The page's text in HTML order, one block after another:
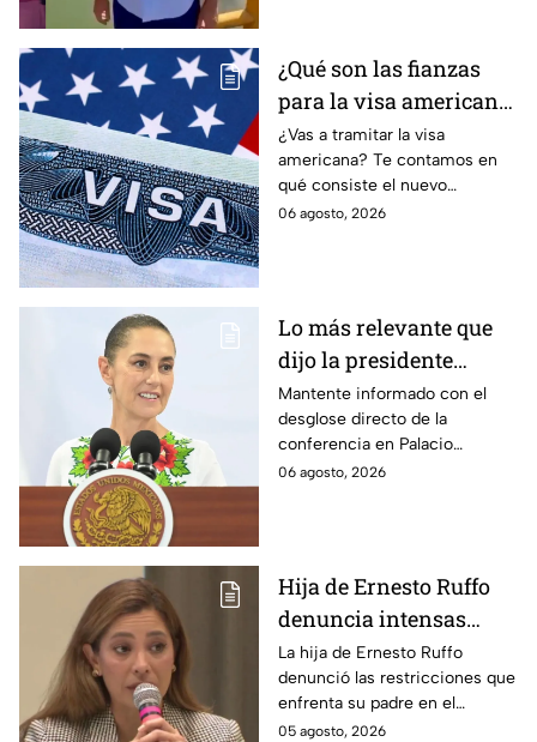
¿Qué son las fianzas
para la visa americana
y por qué causan tanta
controversia?
¿Vas a tramitar la visa
americana? Te contamos en
qué consiste el nuevo
programa de fianzas
06 agosto, 2026
Lo más relevante que
dijo la presidente
Claudia Sheinbaum
hoy jueves 6 de agosto
en la mañanera
Mantente informado con el
desglose directo de la
conferencia en Palacio
Nacional este jueves 6 de
06 agosto, 2026
Hija de Ernesto Ruffo
denuncia intensas
restricciones en el
Altiplano; buscan que
salga del penal
La hija de Ernesto Ruffo
denunció las restricciones que
enfrenta su padre en el
Altiplano y anunció que
05 agosto, 2026